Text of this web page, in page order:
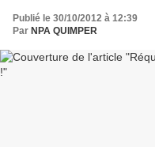
Publié le 30/10/2012 à 12:39
Par NPA QUIMPER